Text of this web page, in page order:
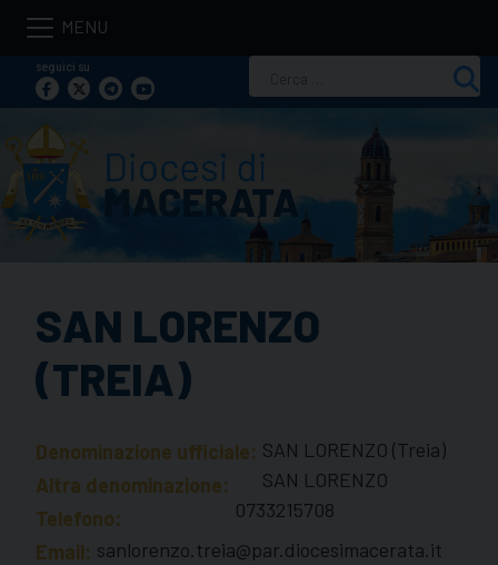
Skip
contentseguici su
per:
SAN LORENZO
(TREIA)
Denominazione ufficiale: SAN LORENZO (Treia)
Altra denominazione:
SAN LORENZO
Telefono:
0733215708
Email: sanlorenzo.treia@par.diocesimacerata.it